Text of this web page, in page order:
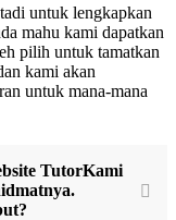
untuk lengkapkan
mahu kami dapatkan
pilih untuk tamatkan
kami akan
untuk mana-mana
TutorKami